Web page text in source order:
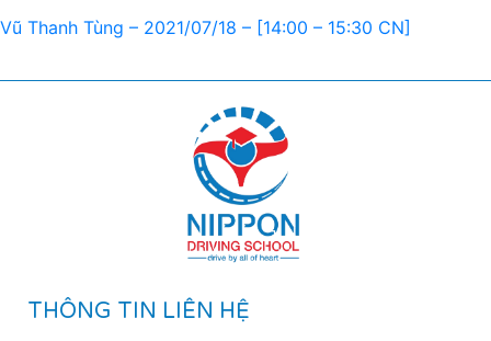
Vũ Thanh Tùng – 2021/07/18 – [14:00 – 15:30 CN]
THÔNG TIN LIÊN HỆ